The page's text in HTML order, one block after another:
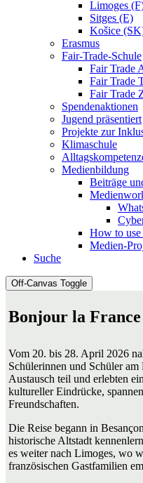
Limoges
Sitges (E)
Košice
Erasmus
Fair-Trade-Schule
Fair Trade
Fair Trade
Fair Trade
Spendenaktionen
Jugend präsentiert
Projekte zur
Klimaschule
Medienbildung
Beiträge
How to use
Medien-
Suche
Off-Canvas Toggle
Bonjour la France
Vom 20. bis 28. April 2026
Schülerinnen und Schüler am
Austausch teil und erlebten
kultureller Eindrücke,
Freundschaften.
Die Reise begann in
historische Altstadt
es weiter nach Limoges, wo
französischen Gastfamilien